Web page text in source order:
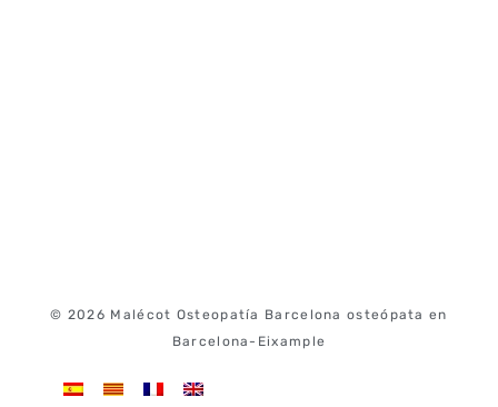
© 2026 Malécot Osteopatía Barcelona osteópata en
Barcelona-Eixample